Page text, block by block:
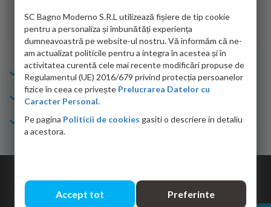
Sofrone Viviana -28.07.2026
Info Bagno
Cumparaturi
Suport clienti
SC Bagno Moderno S.R.L utilizează fișiere de tip cookie
pentru a personaliza și îmbunătăți experiența
dumneavoastră pe website-ul nostru. Vă informăm că ne-
am actualizat politicile pentru a integra în acestea și în
activitatea curentă cele mai recente modificări propuse de
Regulamentul (UE) 2016/679 privind protecția persoanelor
fizice în ceea ce privește Prelucrarea Datelor cu
Caracter Personal.
Pe pagina Politicii de cookies gasiti o descriere in detaliu
a acestora.
Accept tot Preferinte